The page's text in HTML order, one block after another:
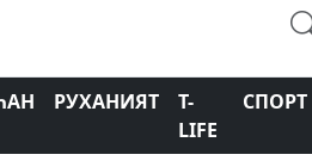
РУХАНИЯТ
T-
LIFE
СПОРТ